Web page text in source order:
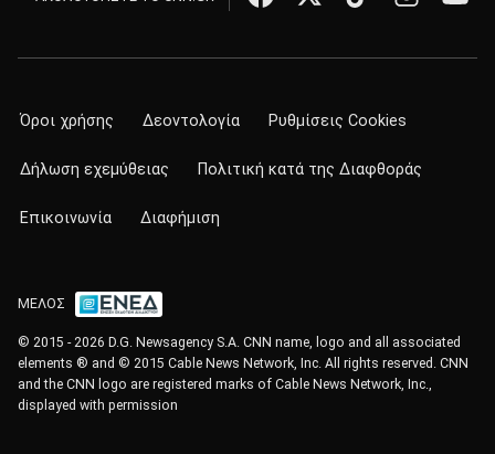
Όροι χρήσης Δεοντολογία Ρυθμίσεις Cookies
Δήλωση εχεμύθειας Πολιτική κατά της Διαφθοράς
Επικοινωνία Διαφήμιση
ΜΕΛΟΣ
© 2015 - 2026 D.G. Newsagency S.A. CNN name, logo and all associated
elements ® and © 2015 Cable News Network, Inc. All rights reserved. CNN
and the CNN logo are registered marks of Cable News Network, Inc.,
displayed with permission